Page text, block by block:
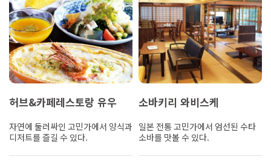
허브&카페레스토랑 유우
자연에 둘러싸인 고민가에서 양식과
디저트를 즐길 수 있다.
소바키리 와비스케
일본 전통 고민가에서 엄선된 수타
소바를 맛볼 수 있다.